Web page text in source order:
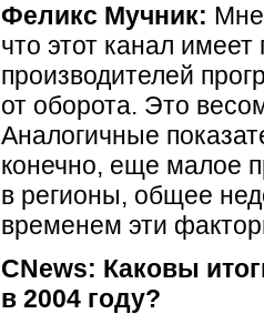
Феликс Мучник: Мне
что этот канал
производителей
от оборота. Это
Аналогичные
конечно, еще малое
в регионы, общее
временем эти
CNews: Каковы
в 2004 году?